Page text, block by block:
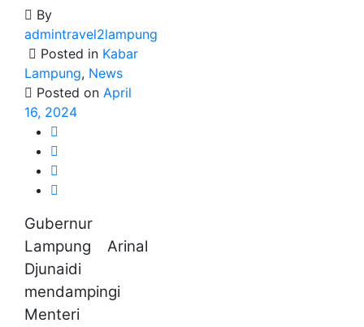
By
admintravel2lampung
Posted in Kabar
Lampung, News
Posted on April
16, 2024
Gubernur
Lampung Arinal
Djunaidi
mendampingi
Menteri